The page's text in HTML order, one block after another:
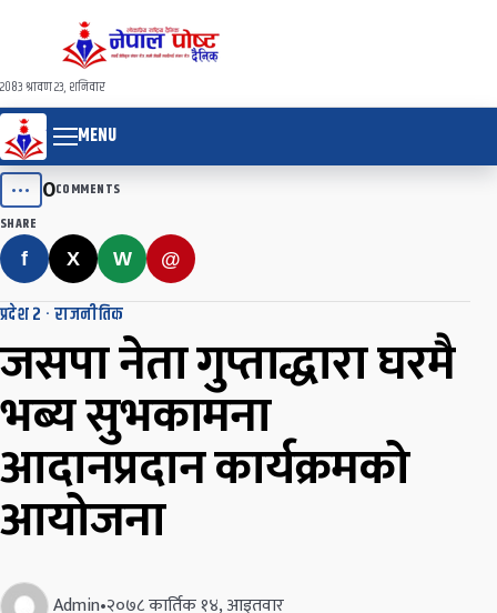
२०८३ श्रावण २३, शनिवार
MENU
••• 0COMMENTS
SHARE
f X W @
प्रदेश २ · राजनीतिक
जसपा नेता गुप्ताद्धारा घरमै
भब्य सुभकामना
आदानप्रदान कार्यक्रमको
आयोजना
Admin•२०७८ कार्तिक १४, आइतवार